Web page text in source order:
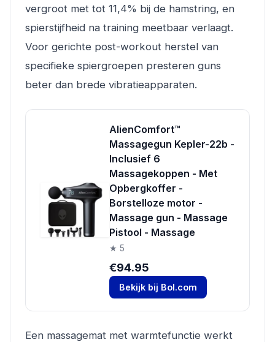
vergroot met tot 11,4% bij de hamstring, en
spierstijfheid na training meetbaar verlaagt.
Voor gerichte post-workout herstel van
specifieke spiergroepen presteren guns
beter dan brede vibratieapparaten.
AlienComfort™
Massagegun Kepler-22b -
Inclusief 6
Massagekoppen - Met
Opbergkoffer -
Borstelloze motor -
Massage gun - Massage
Pistool - Massage
★ 5
€94.95
Bekijk bij Bol.com
Een massagemat met warmtefunctie werkt